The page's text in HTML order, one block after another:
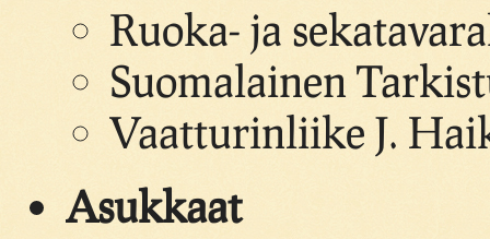
Ruoka- ja
Suomalainen
Vaatturinliike J.
Asukkaat